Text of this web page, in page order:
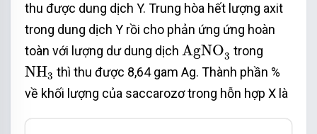
thu được dung dịch Y. Trung hòa hết lượng axit
trong dung dịch Y rồi cho phản ứng ứng hoàn
toàn với lượng dư dung dịch AgNO3
AgNO3 trong
NH3
NH
thì thu được 8,64 gam Ag. Thành phần %
về khối lượng của saccarozơ trong hỗn hợp X là